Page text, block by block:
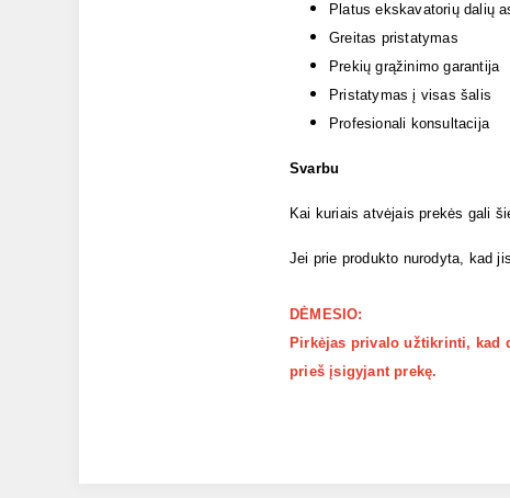
Platus ekskavatorių dalių
Greitas pristatymas
Prekių grąžinimo garantija
Pristatymas į visas šalis
Profesionali konsultacija
Svarbu
Kai kuriais atvėjais prekės gali
Jei prie produkto nurodyta, kad
DĖMESIO:
Pirkėjas privalo užtikrinti, kad
prieš įsigyjant prekę.